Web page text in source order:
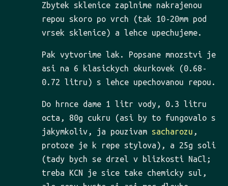
Zbytek sklenice zaplnime nakrajenou
repou skoro po vrch (tak 10-20mm pod
vrsek sklenice) a lehce upechujeme.
Pak vytvorime lak. Popsane mnozstvi je
asi na 6 klasickych okurkovek (0.68-
0.72 litru) s lehce upechovanou repou.
Do hrnce dame 1 litr vody, 0.3 litru
octa, 80g cukru (asi by to fungovalo s
jakymkoliv, ja pouzivam sacharozu ,
protoze je k repe stylova), a 25g soli
(tady bych se drzel v blizkosti NaCl;
treba KCN je sice take chemicky sul,